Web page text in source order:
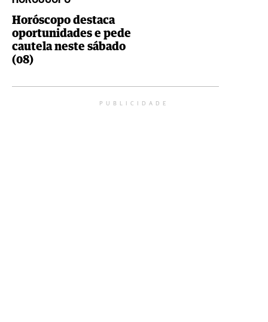
Horóscopo destaca
oportunidades e pede
cautela neste sábado
(08)
PUBLICIDADE